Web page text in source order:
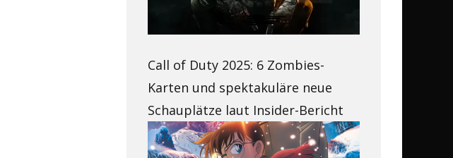
Call of Duty 2025: 6 Zombies-
Karten und spektakuläre neue
Schauplätze laut Insider-Bericht